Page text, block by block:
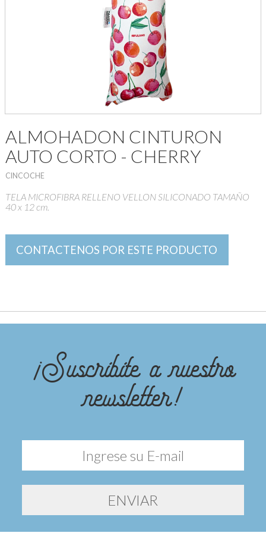
ALMOHADON CINTURON
AUTO CORTO - CHERRY
CINCOCHE
TELA MICROFIBRA RELLENO VELLON SILICONADO TAMAÑO
40 x 12 cm.
CONTACTENOS POR ESTE PRODUCTO
¡Suscribite a nuestro
newsletter!